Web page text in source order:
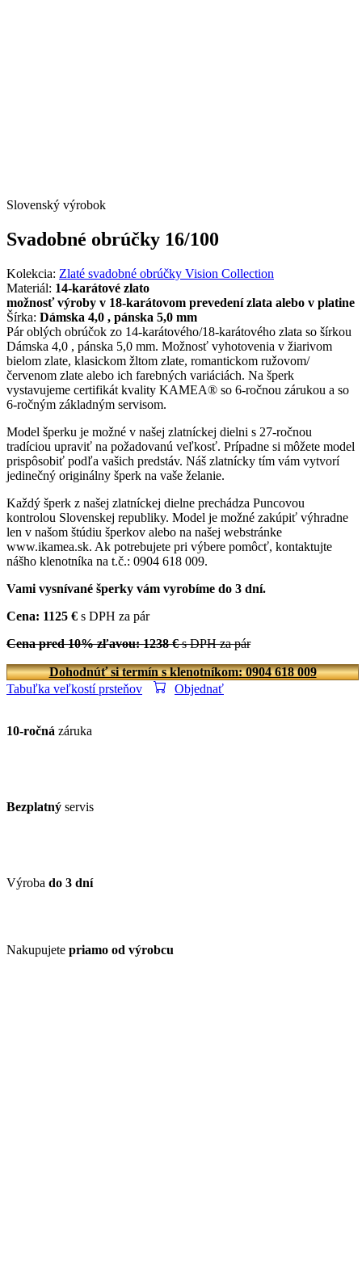
Slovenský výrobok
Svadobné obrúčky 16/100
Kolekcia: Zlaté svadobné obrúčky Vision Collection
Materiál: 14-karátové zlato
možnosť výroby v 18-karátovom prevedení zlata alebo v platine
Šírka: Dámska 4,0 , pánska 5,0 mm
Pár oblých obrúčok zo 14-karátového/18-karátového zlata so šírkou
Dámska 4,0 , pánska 5,0 mm. Možnosť vyhotovenia v žiarivom
bielom zlate, klasickom žltom zlate, romantickom ružovom/
červenom zlate alebo ich farebných variáciách. Na šperk
vystavujeme certifikát kvality KAMEA® so 6-ročnou zárukou a so
6-ročným základným servisom.
Model šperku je možné v našej zlatníckej dielni s 27-ročnou
tradíciou upraviť na požadovanú veľkosť. Prípadne si môžete model
prispôsobiť podľa vašich predstáv. Náš zlatnícky tím vám vytvorí
jedinečný originálny šperk na vaše želanie.
Každý šperk z našej zlatníckej dielne prechádza Puncovou
kontrolou Slovenskej republiky. Model je možné zakúpiť výhradne
len v našom štúdiu šperkov alebo na našej webstránke
www.ikamea.sk. Ak potrebujete pri výbere pomôcť, kontaktujte
nášho klenotníka na t.č.: 0904 618 009.
Vami vysnívané šperky vám vyrobíme do 3 dní.
Cena: 1125 € s DPH za pár
Cena pred 10% zľavou: 1238 €s DPH za pár
Dohodnúť si termín s klenotníkom: 0904 618 009
Tabuľka veľkostí prsteňov
Objednať
10-ročná záruka
Bezplatný servis
Výroba do 3 dní
Nakupujete priamo od výrobcu